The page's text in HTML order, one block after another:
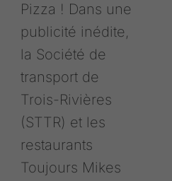
Pizza ! Dans une
publicité inédite,
la Société de
transport de
Trois-Rivières
(STTR) et les
restaurants
Toujours Mikes